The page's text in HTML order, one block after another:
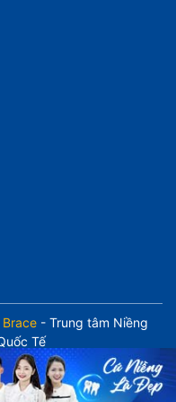
- Trung tâm Niềng
Tế